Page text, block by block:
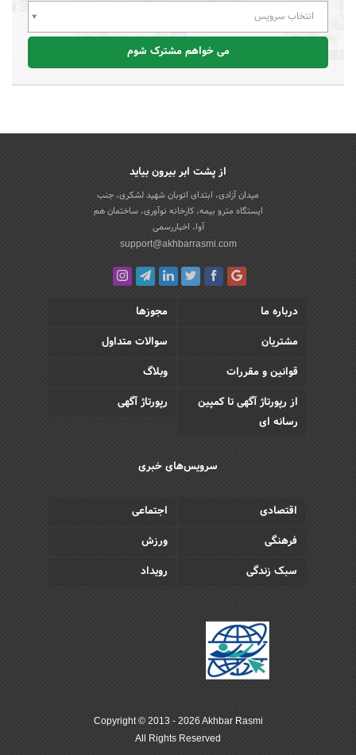
انتخاب سرویس
می خواهم مشترک شوم
از پشت ابر بیرون بیاید
میدان آزادی، ابتدای اتوبان شهید لشکری، جنب
ایستگاه مترو بیمه، کارخانه نوآوری، ساختمان هم
آوا، اخباررسمی
support@akhbarrasmi.com
درباره ما
مجوزها
مشتریان
سوالات متداول
قوانین و مقررات
وبلاگ
از رپورتاژ آگهی تا کمپین
رسانه ای
رپورتاژ آگهی
سرویس‌های خبری
اقتصادی
اجتماعی
فرهنگی
ورزش
سبک زندگی
رویداد
Copyright © 2013 - 2026 Akhbar Rasmi
All Rights Reserved